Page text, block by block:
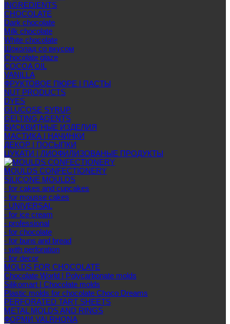
INGREDIENTS
CHOCOLATE
Dark chocolate
Milk chocolate
White chocolate
Шоколад со вкусом
Chocolate glaze
COCOA OIL
VANILLA
ФРУКТОВОЕ ПЮРЕ | ПАСТЫ
NUT PRODUCTS
DYES
GLUCOSE SYRUP
GELTING AGENTS
БИСКВИТНЫЕ ИЗДЕЛИЯ
МАСТИКА | НАЧИНКИ
ДЕКОР | ПОСЫПКИ
ЦУКАТИ | ЛИОФИЛИЗОВАНЫЕ ПРОДУКТЫ
MOULDS CONFECTIONERY
SILICONE MOULDS
- for cakes and cupcakes
- for mousse cakes
- UNIVERSAL
- for ice cream
- professional
- for chocolate
- for buns and bread
- with perforation
- for decor
MOLDS FOR CHOCOLATE
Chocolate World | Polycarbonate molds
Silikomart | Chocolate molds
Plastic molds for chocolate Choco Dreams
PERFORATED TART SHEETS
METAL MOLDS AND RINGS
ФОРМИ VALRHONA